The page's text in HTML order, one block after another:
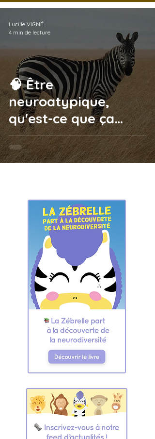
Uniques
🧠 Être
neuroatypique,
qu'est-ce que ça
veut dire ?
Lucille VIGNÉ
4 min de lecture